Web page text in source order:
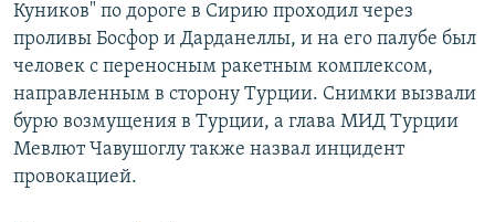
Куников" по дороге в Сирию проходил через
проливы Босфор и Дарданеллы, и на его палубе был
человек с переносным ракетным комплексом,
направленным в сторону Турции. Снимки вызвали
бурю возмущения в Турции, а глава МИД Турции
Мевлют Чавушоглу также назвал инцидент
провокацией.